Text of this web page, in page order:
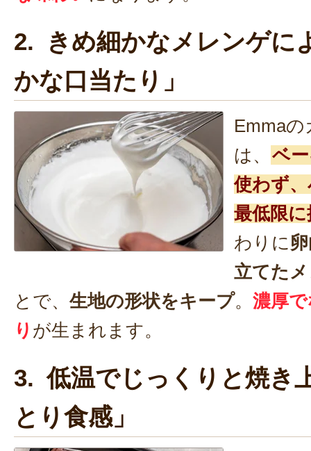
2. きめ細かなメレンゲに
かな口当たり」
Emma
は、 ベ
使わず
最低限
わりに
立てた
とで、 生地の形状をキープ。 濃厚
り が生まれます。
3. 低温でじっくりと焼き
とり食感」